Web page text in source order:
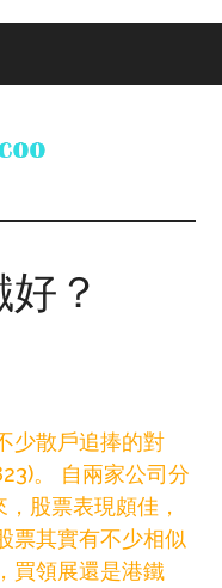
？
少散戶追捧的對
。 自兩家公司分
股票表現頗佳，
票其實有不少相似
買領展還是港鐵